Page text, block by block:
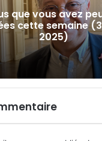
Les résultats du
Nancy-